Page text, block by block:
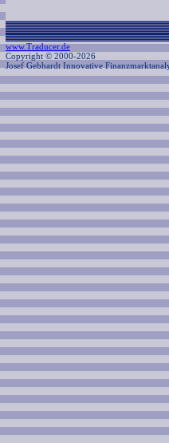
www.Traducer.de
Copyright © 2000-2026
Josef Gebhardt Innovative